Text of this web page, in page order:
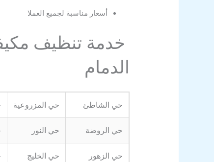
أسعار مناسبة لجميع العملا
خدمة تنظيف
الدمام
حي الشاطئ حي المزروعية
حي الروضة حي النور
حي الزهور حي الخليج